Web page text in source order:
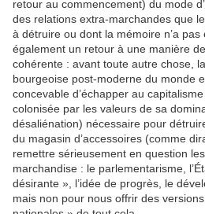
retour au commencement) du mode
des relations extra-marchandes que
à détruire ou dont la mémoire n’a
également un retour à une manière
cohérente : avant toute autre chose,
bourgeoise post-moderne du monde
concevable d’échapper au
colonisée par les valeurs de sa
désaliénation) nécessaire pour
du magasin d’accessoires (comme
remettre sérieusement en question
marchandise : le parlementarisme,
désirante », l’idée de progrès, le
mais non pour nous offrir des